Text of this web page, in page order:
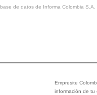
de datos de Informa Colombia
Empresite
información de tu